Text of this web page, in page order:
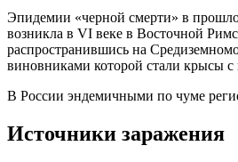
Эпидемии «черной смерти» в
возникла в VI веке в Восточной
распространившись на
виновниками которой стали крысы
В России эндемичными по чуме
Источники заражения